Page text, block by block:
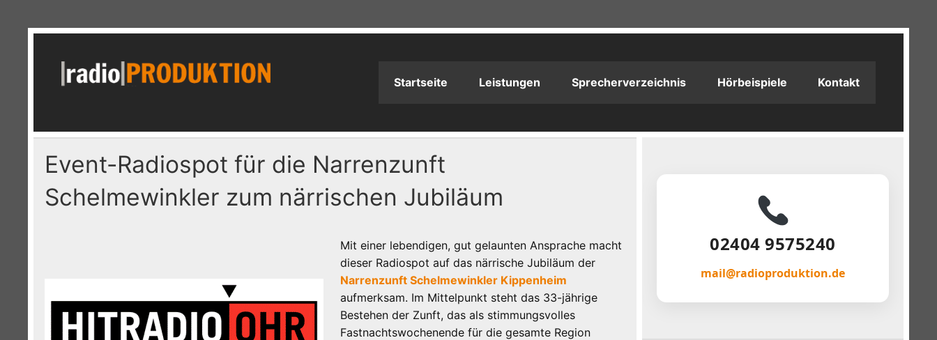
content
radioPRODUKTION
Startseite Leistungen Sprecherverzeichnis Hörbeispiele Kontakt
Event-Radiospot für die Narrenzunft
Schelmewinkler zum närrischen Jubiläum
Mit einer lebendigen, gut gelaunten Ansprache macht
dieser Radiospot auf das närrische Jubiläum der
Narrenzunft Schelmewinkler Kippenheim
aufmerksam. Im Mittelpunkt steht das 33-jährige
Bestehen der Zunft, das als stimmungsvolles
Fastnachtswochenende für die gesamte Region
02404 9575240
mail@radioproduktion.de